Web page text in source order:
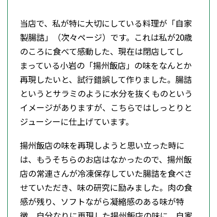
当店で、私が特に大切にしている料理が「自家
製腸詰」（次々ページ）です。これは私が20歳
のころに食べて感動した、現在は閉店してし
まっている小岩の「揚州飯店」の味をなんとか
再現したいと、試行錯誤して作りました。腸詰
というとサラミのように水分を抜くものという
イメージがありますが、こちらではしっとりと
ジューシーに仕上げています。
揚州飯店の味を再現しようと思い立った時に
は、もうそちらのお店はなかったので、揚州飯
店の常連さんが冷凍保存していた腸詰を食べさ
せていただき、味の研究に励みました。肉の食
感が残り、ソフトながら凝縮感のある味が特